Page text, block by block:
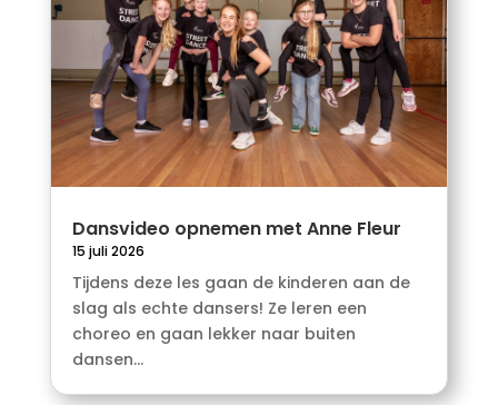
Dansvideo opnemen met Anne Fleur
15 juli 2026
Tijdens deze les gaan de kinderen aan de
slag als echte dansers! Ze leren een
choreo en gaan lekker naar buiten
dansen...